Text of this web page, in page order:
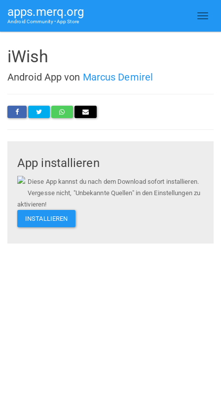
apps.merq.org
Android Community • App Store
iWish
Android App von Marcus Demirel
App installieren
Diese App kannst du nach dem Download sofort installieren.
Vergesse nicht, "Unbekannte Quellen" in den Einstellungen zu
aktivieren!
INSTALLIEREN